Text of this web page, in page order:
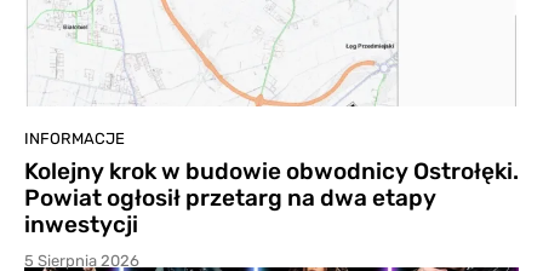
INFORMACJE
Kolejny krok w budowie obwodnicy Ostrołęki.
Powiat ogłosił przetarg na dwa etapy
inwestycji
5 Sierpnia 2026